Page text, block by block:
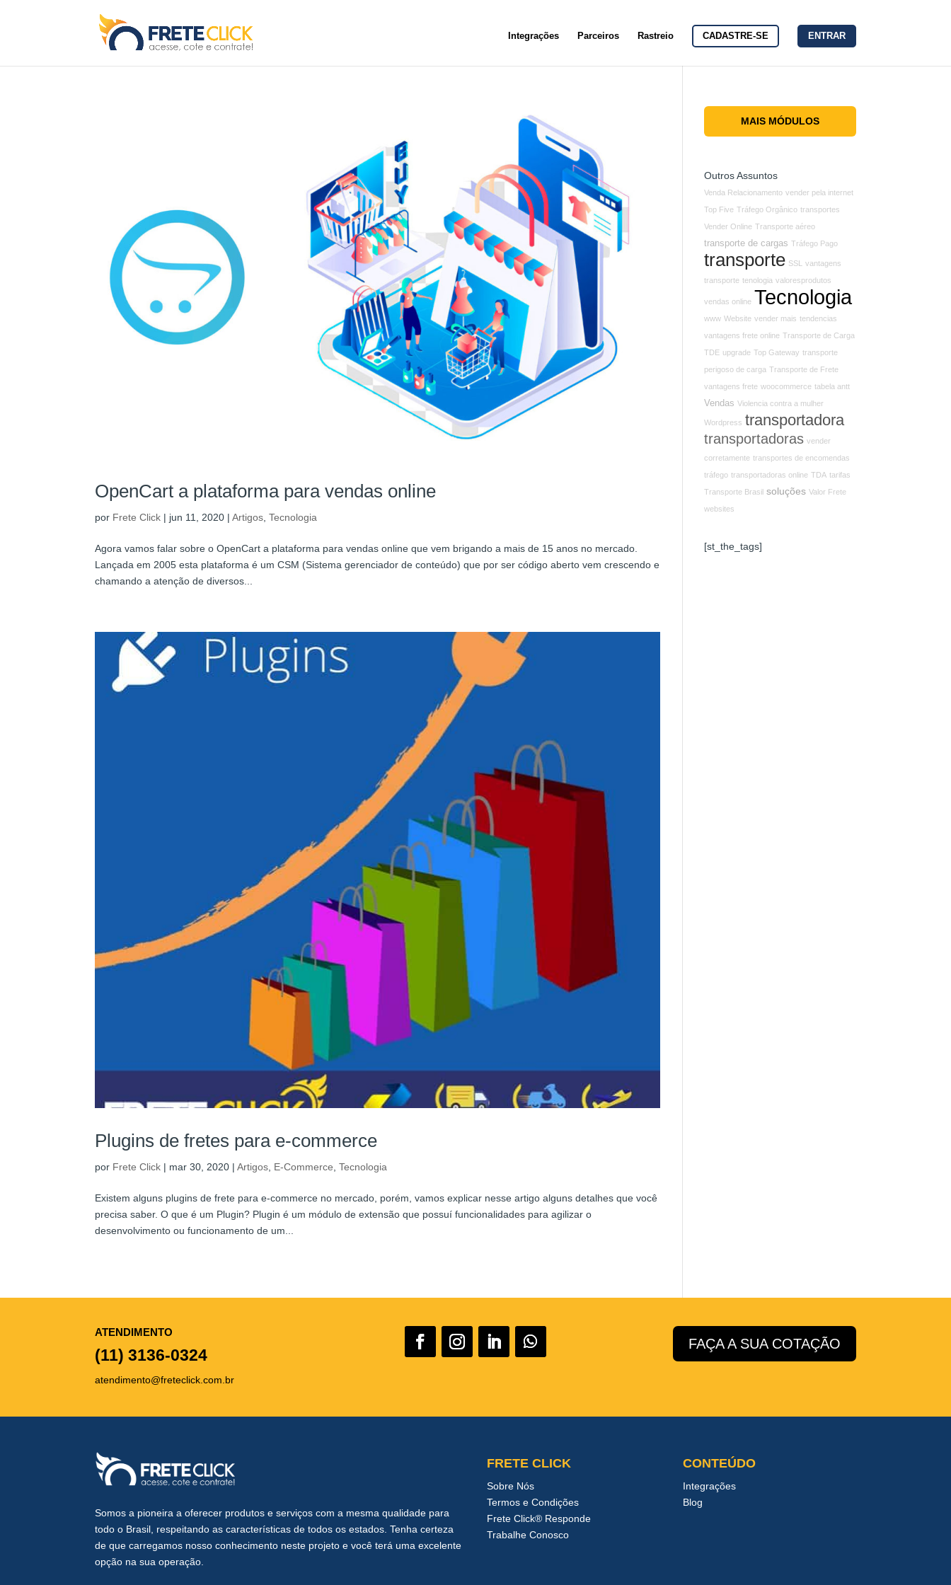
Integrações Parceiros Rastreio CADASTRE-SE ENTRAR
OpenCart a plataforma para vendas online
por Frete Click | jun 11, 2020 |Artigos ,Tecnologia
Agora vamos falar sobre o OpenCart a plataforma para vendas online que vem brigando a mais de 15 anos no mercado.
Lançada em 2005 esta plataforma é um CSM (Sistema gerenciador de conteúdo) que por ser código aberto vem crescendo e
chamando a atenção de diversos...
Plugins de fretes para e-commerce
por Frete Click | mar 30, 2020 |Artigos E-Commerce ,Tecnologia
Existem alguns plugins de frete para e-commerce no mercado, porém, vamos explicar nesse artigo alguns detalhes que você
precisa saber. O que é um Plugin? Plugin é um módulo de extensão que possuí funcionalidades para agilizar o
desenvolvimento ou funcionamento de um...
MAIS MÓDULOS
Outros Assuntos
Venda Relacionamento vender pela internet
Top Five Tráfego Orgânico transportes
Vender Online Transporte aéreo
transporte de cargas Tráfego Pago
transporte SSL
vantagens
transporte tenologia valoresprodutos
vendas online Tecnologia
www Website vender mais tendencias
vantagens frete online Transporte de Carga
TDE upgrade Top Gateway transporte
perigoso de carga Transporte de Frete
vantagens frete woocommerce tabela antt
Vendas Violencia contra a mulher
Wordpress transportadora
transportadoras vender
corretamente transportes de encomendas
tráfego transportadoras online TDA tarifas
Transporte Brasil soluções Valor Frete
websites
[st_the_tags]
ATENDIMENTO
(11) 3136-0324
atendimento@freteclick.com.br
FAÇA A SUA COTAÇÃO
Somos a pioneira a oferecer produtos e serviços com a mesma qualidade para
todo o Brasil, respeitando as características de todos os estados. Tenha certeza
de que carregamos nosso conhecimento neste projeto e você terá uma excelente
opção na sua operação.
FRETE CLICK
Sobre Nós
Termos e Condições
Frete Click® Responde
Trabalhe Conosco
CONTEÚDO
Integrações
Blog